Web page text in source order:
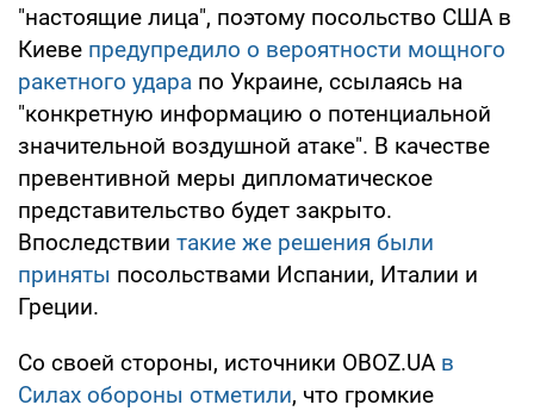
"настоящие лица", поэтому посольство США в
Киеве предупредило о вероятности мощного
ракетного удара по Украине, ссылаясь на
"конкретную информацию о потенциальной
значительной воздушной атаке". В качестве
превентивной меры дипломатическое
представительство будет закрыто.
Впоследствии такие же решения были
приняты посольствами Испании, Италии и
Греции.
Со своей стороны, источники OBOZ.UA в
Силах обороны отметили, что громкие